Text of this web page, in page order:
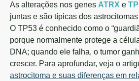
As alterações nos genes ATRX e
juntas e são típicas dos
O TP53 é conhecido como o
porque normalmente protege a
DNA; quando ele falha, o tumor
crescer. Para aprofundar, veja o
astrocitoma e suas diferenças em